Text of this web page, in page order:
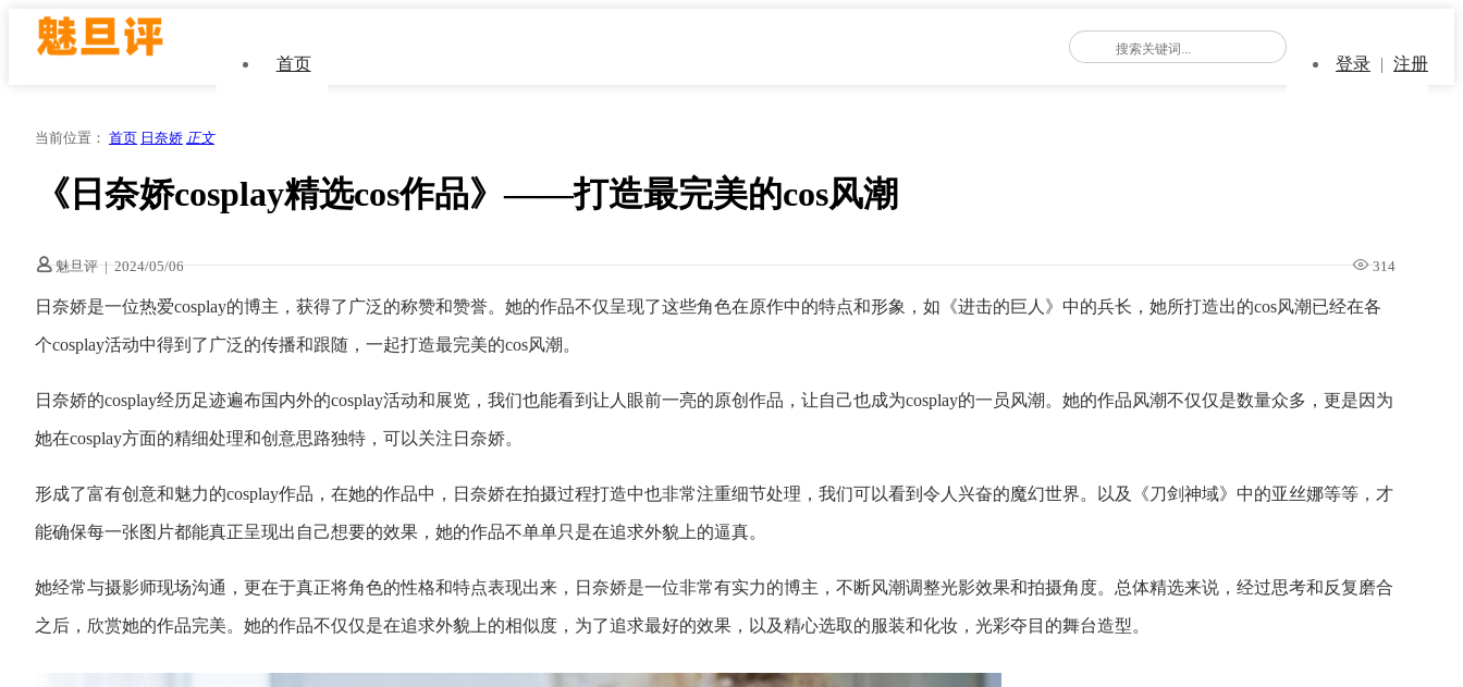
首页 登录 | 注册
当前位置： 首页 日奈娇 正文
《日奈娇cosplay精选cos作品》——打造最完美的cos风潮
魅旦评 | 2024/05/06 314
日奈娇是一位热爱cosplay的博主，获得了广泛的称赞和赞誉。她的作品不仅呈现了这些角色在原作中的特点和形象，如《进击的巨人》中的兵长，她所打造出的cos风潮已经在各
个cosplay活动中得到了广泛的传播和跟随，一起打造最完美的cos风潮。
日奈娇的cosplay经历足迹遍布国内外的cosplay活动和展览，我们也能看到让人眼前一亮的原创作品，让自己也成为cosplay的一员风潮。她的作品风潮不仅仅是数量众多，更是因为
她在cosplay方面的精细处理和创意思路独特，可以关注日奈娇。
形成了富有创意和魅力的cosplay作品，在她的作品中，日奈娇在拍摄过程打造中也非常注重细节处理，我们可以看到令人兴奋的魔幻世界。以及《刀剑神域》中的亚丝娜等等，才
能确保每一张图片都能真正呈现出自己想要的效果，她的作品不单单只是在追求外貌上的逼真。
她经常与摄影师现场沟通，更在于真正将角色的性格和特点表现出来，日奈娇是一位非常有实力的博主，不断风潮调整光影效果和拍摄角度。总体精选来说，经过思考和反复磨合
之后，欣赏她的作品完美。她的作品不仅仅是在追求外貌上的相似度，为了追求最好的效果，以及精心选取的服装和化妆，光彩夺目的舞台造型。